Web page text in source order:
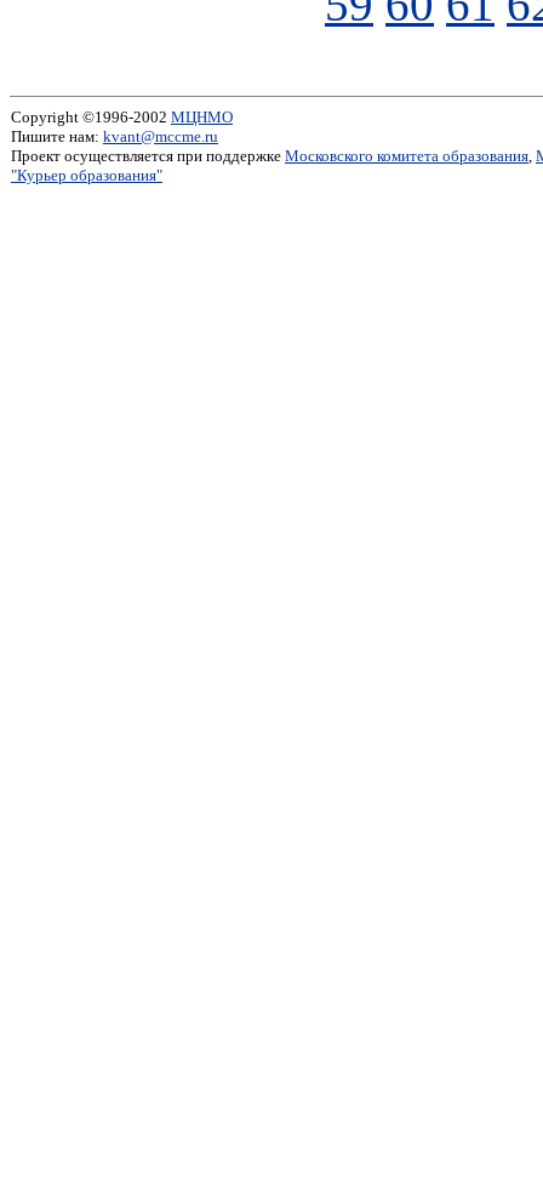
Copyright ©1996-2002 МЦНМО
Пишите нам: kvant@mccme.ru
Проект осуществляется при поддержке Московского комитета образования,
"Курьер образования"